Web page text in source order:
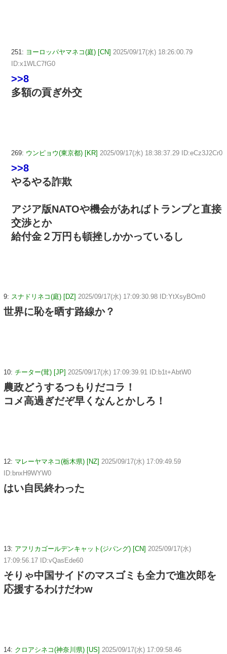
251: ヨーロッパヤマネコ(庭) [CN] 2025/09/17(水) 18:26:00.79
ID:x1WLC7fG0
>>8
多額の貢ぎ外交
269: ウンピョウ(東京都) [KR] 2025/09/17(水) 18:38:37.29 ID:eCz3J2Cr0
>>8
やるやる詐欺
アジア版NATOや機会があればトランプと直接
交渉とか
給付金２万円も頓挫しかかっているし
9: スナドリネコ(庭) [DZ] 2025/09/17(水) 17:09:30.98 ID:YtXsyBOm0
世界に恥を晒す路線か？
10: チーター(茸) [JP] 2025/09/17(水) 17:09:39.91 ID:b1t+AbtW0
農政どうするつもりだコラ！
コメ高過ぎだぞ早くなんとかしろ！
12: マレーヤマネコ(栃木県) [NZ] 2025/09/17(水) 17:09:49.59
ID:bnxH9WYW0
はい自民終わった
13: アフリカゴールデンキャット(ジパング) [CN] 2025/09/17(水)
17:09:56.17 ID:vQasEde60
そりゃ中国サイドのマスゴミも全力で進次郎を
応援するわけだわw
14: クロアシネコ(神奈川県) [US] 2025/09/17(水) 17:09:58.46